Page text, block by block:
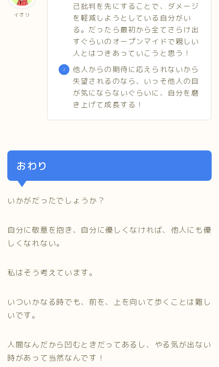
イオリ
己批判を先にすることで、ダメージ
を軽減しようとしている自分がい
る。だったら最初から全てさらけ出
すぐらいのオープンマイドで親しい
人とはつきあっていこうと思う！
他人からの期待に応えられないから
失望されるのなら、いっそ他人の目
が気にならないぐらいに、自分を磨
き上げて成長する！
おわり
いかがだったでしょうか？
自分に敬意を抱き、自分に優しくなければ、他人にも優
しくなれない。
私はそう考えています。
いついかなる時でも、前を、上を向いて歩くことは難し
いです。
人間なんだから凹むときだってあるし、やる気が出ない
時があって当然なんです！